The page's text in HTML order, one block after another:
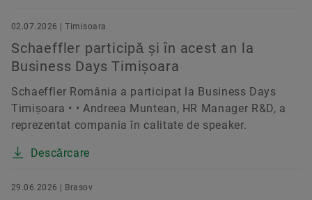
02.07.2026 | Timisoara
Schaeffler participă și în acest an la
Business Days Timișoara
Schaeffler România a participat la Business Days
Timișoara • • Andreea Muntean, HR Manager R&D, a
reprezentat compania în calitate de speaker.
Descărcare
29.06.2026 | Brasov